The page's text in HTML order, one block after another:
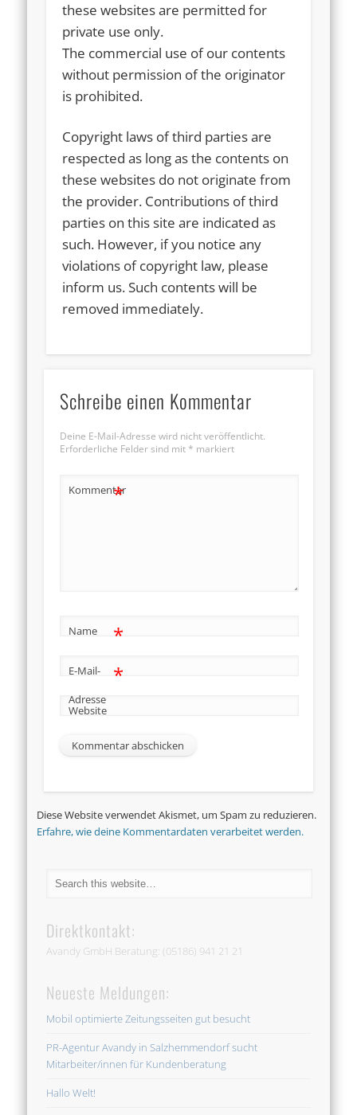
these websites are permitted for
private use only.
The commercial use of our contents
without permission of the originator
is prohibited.
Copyright laws of third parties are
respected as long as the contents on
these websites do not originate from
the provider. Contributions of third
parties on this site are indicated as
such. However, if you notice any
violations of copyright law, please
inform us. Such contents will be
removed immediately.
Schreibe einen Kommentar
Deine E-Mail-Adresse wird nicht veröffentlicht.
Erforderliche Felder sind mit * markiert
Kommentar
*
Name *
E-Mail-
Adresse
*
Website
Diese Website verwendet Akismet, um Spam zu reduzieren.
Erfahre, wie deine Kommentardaten verarbeitet werden.
Direktkontakt:
Avandy GmbH Beratung: (05186) 941 21 21
Neueste Meldungen:
Mobil optimierte Zeitungsseiten gut besucht
PR-Agentur Avandy in Salzhemmendorf sucht
Mitarbeiter/innen für Kundenberatung
Hallo Welt!